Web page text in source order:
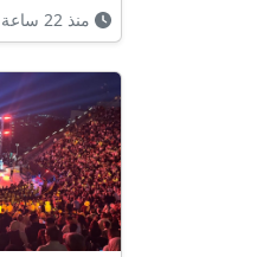
منذ 22 ساعة